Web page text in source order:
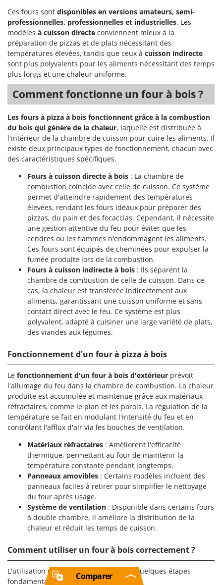
Ces fours sont disponibles en versions amateurs, semi-
professionnelles, professionnelles et industrielles. Les
modèles à cuisson directe conviennent mieux à la
préparation de pizzas et de plats nécessitant des
températures élevées, tandis que ceux à cuisson indirecte
sont plus polyvalents pour les aliments nécessitant des temps
plus longs et une chaleur uniforme.
Comment fonctionne un four à bois ?
Les fours à pizza à bois fonctionnent grâce à la combustion
du bois qui génère de la chaleur, laquelle est distribuée à
l'intérieur de la chambre de cuisson pour cuire les aliments. Il
existe deux principaux types de fonctionnement, chacun avec
des caractéristiques spécifiques.
Fours à cuisson directe à bois : La chambre de
combustion coïncide avec celle de cuisson. Ce système
permet d'atteindre rapidement des températures
élevées, rendant les fours idéaux pour préparer des
pizzas, du pain et des focaccias. Cependant, il nécessite
une gestion attentive du feu pour éviter que les
cendres ou les flammes n'endommagent les aliments.
Ces fours sont équipés de cheminées pour expulser la
fumée produite lors de la combustion.
Fours à cuisson indirecte à bois : Ils séparent la
chambre de combustion de celle de cuisson. Dans ce
cas, la chaleur est transférée indirectement aux
aliments, garantissant une cuisson uniforme et sans
contact direct avec le feu. Ce système est plus
polyvalent, adapté à cuisiner une large variété de plats,
des viandes aux légumes.
Fonctionnement d'un four à pizza à bois
Le fonctionnement d'un four à bois d'extérieur prévoit
l'allumage du feu dans la chambre de combustion. La chaleur
produite est accumulée et maintenue grâce aux matériaux
réfractaires, comme le plan et les parois. La régulation de la
température se fait en modulant l'intensité du feu et en
contrôlant l'afflux d'air via les bouches de ventilation.
Matériaux réfractaires : Améliorent l'efficacité
thermique, permettant au four de maintenir la
température constante pendant longtemps.
Panneaux amovibles : Certains modèles incluent des
panneaux faciles à retirer pour simplifier le nettoyage
du four après usage.
Système de ventilation : Disponible dans certains fours
à double chambre, il améliore la distribution de la
chaleur et réduit les temps de cuisson.
Comment utiliser un four à bois correctement ?
L'utilisation d'un four à bois nécessite quelques étapes
fondamentales :
Comparer